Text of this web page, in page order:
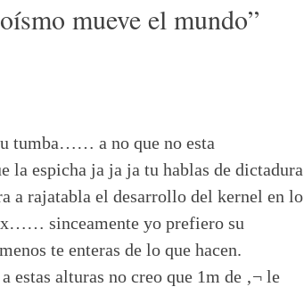
mueve el mundo”
tumba…… a no que no esta
espicha ja ja ja tu hablas de dictadura
a rajatabla el desarrollo del kernel en lo
sinceamente yo prefiero su
te enteras de lo que hacen.
estas alturas no creo que 1m de ‚¬ le